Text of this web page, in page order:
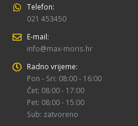
Telefon:
021 453450
E-mail:
info@max-moris.hr
Radno vrijeme:
Pon - Sri: 08:00 - 16:00
Čet: 08:00 - 17:00
Pet: 08:00 - 15:00
Sub: zatvoreno